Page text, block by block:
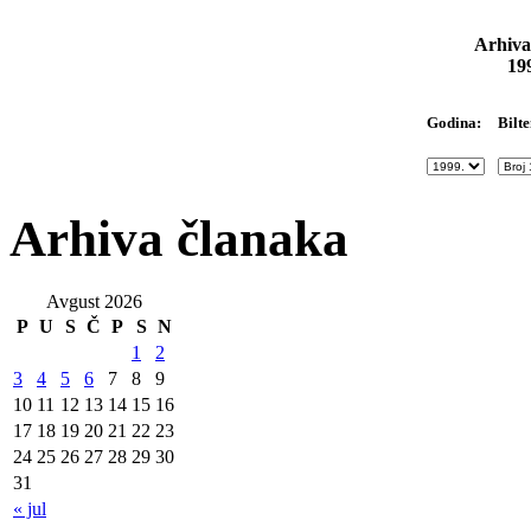
Godina:
Arhiva članaka
Avgust 2026
P U S Č P S N
« jul
1
2
3
4 5 6 7 8
9
10 11 12 13 14 15 16
17 18 19 20 21 22 23
24 25 26 27 28 29 30
31